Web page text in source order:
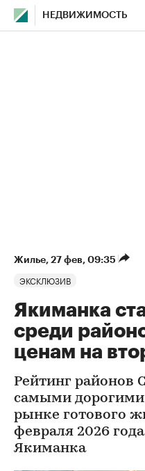
НЕДВИЖИМОСТЬ
Жилье⁠, 27 фев, 09:35
ЭКСКЛЮЗИВ
Якиманка
среди
ценам на
Рейтинг районов
самыми
рынке готового
февраля 2026
Якиманка